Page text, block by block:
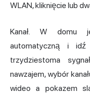
WLAN, kliknięcie lub
Kanał. W domu
automatyczną i
trzydziestoma
nawzajem, wybór
wideo a pokazem